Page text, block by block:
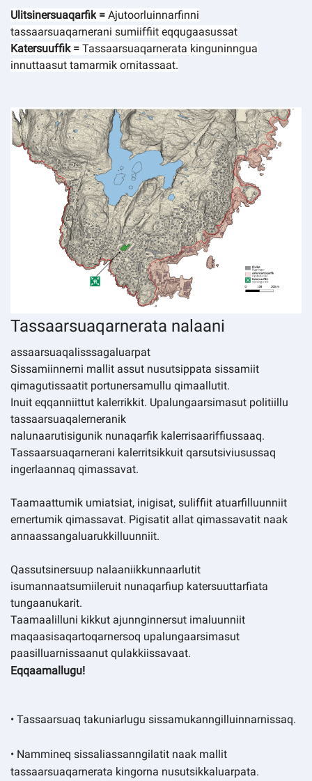
Ulitsinersuaqarfik = Ajutoorluinnarfinni
tassaarsuaqarnerani sumiiffiit eqqugaasussat
Katersuuffik = Tassaarsuaqarnerata kinguninngua
innuttaasut tamarmik ornitassaat.
Tassaarsuaqarnerata nalaani
assaarsuaqalisssagaluarpat
Sissamiinnerni mallit assut nusutsippata sissamiit
qimagutissaatit portunersamullu qimaallutit.
Inuit eqqanniittut kalerrikkit. Upalungaarsimasut politiillu
tassaarsuaqalerneranik
nalunaarutisigunik nunaqarfik kalerrisaariffiussaaq.
Tassaarsuaqarnerani kalerritsikkuit qarsutsiviusussaq
ingerlaannaq qimassavat.
Taamaattumik umiatsiat, inigisat, suliffiit atuarfilluunniit
ernertumik qimassavat. Pigisatit allat qimassavatit naak
annaassangaluarukkilluunniit.
Qassutsinersuup nalaaniikkunnaarlutit
isumannaatsumiileruit nunaqarfiup katersuuttarfiata
tungaanukarit.
Taamaalilluni kikkut ajunnginnersut imaluunniit
maqaasisaqartoqarnersoq upalungaarsimasut
paasilluarnissaanut qulakkiissavaat.
Eqqaamallugu!
• Tassaarsuaq takuniarlugu sissamukanngilluinnarnissaq.
• Nammineq sissaliassanngilatit naak mallit
tassaarsuaqarnerata kingorna nusutsikkaluarpata.